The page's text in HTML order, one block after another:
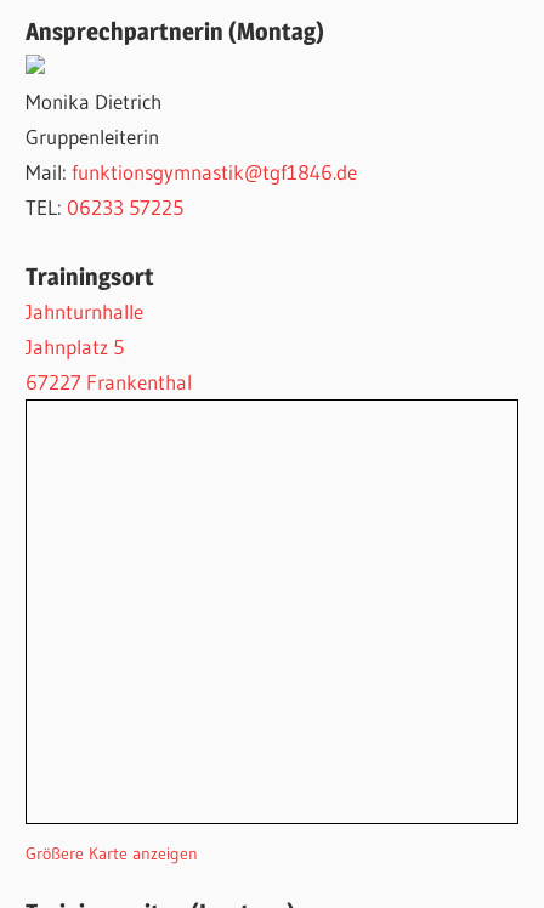
Ansprechpartnerin (Montag)
Monika Dietrich
Gruppenleiterin
Mail:funktionsgymnastik@tgf1846.de
TEL: 06233 57225
Trainingsort
Jahnturnhalle
Jahnplatz 5
67227 Frankenthal
Größere Karte anzeigen